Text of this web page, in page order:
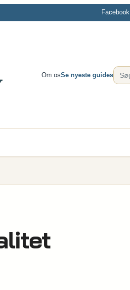
Facebook
Om osSe nyeste guides